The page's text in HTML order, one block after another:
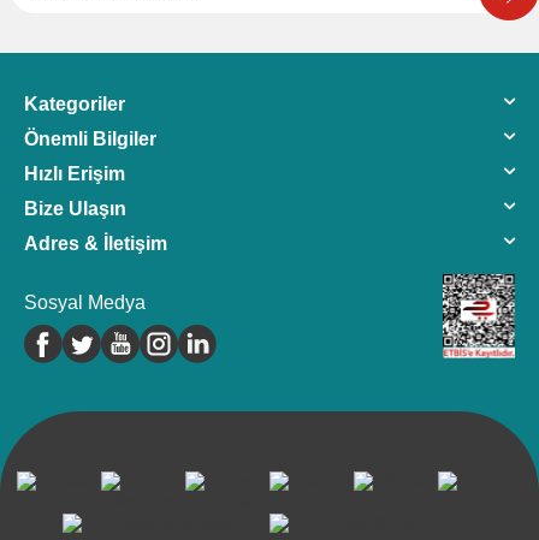
Kategoriler
Önemli Bilgiler
Hızlı Erişim
Bize Ulaşın
Adres & İletişim
Sosyal Medya